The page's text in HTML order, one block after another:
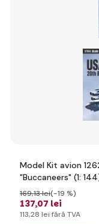
Model Kit avion
"Buccaneers" (1:
137,07 lei
169,13 lei(-19 %)
113,28 lei fără TVA